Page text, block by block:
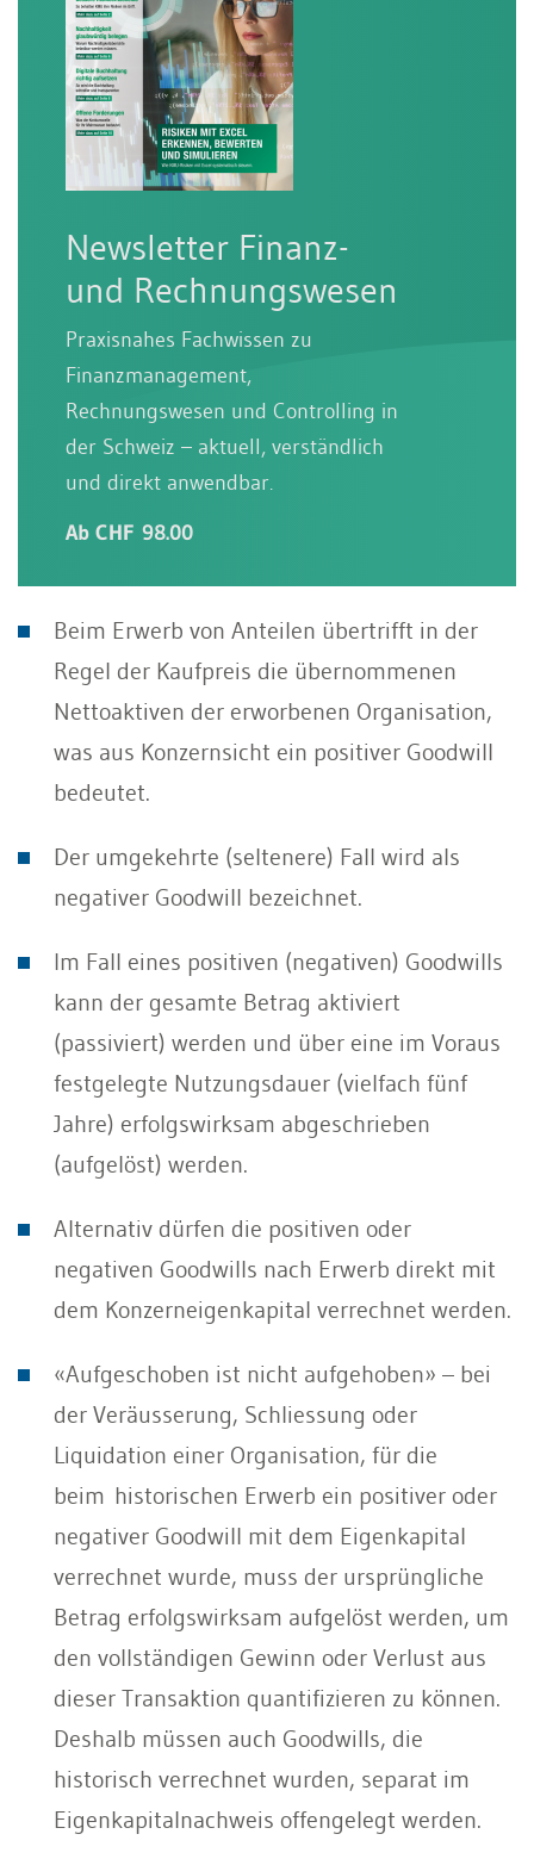
Newsletter Finanz-
und Rechnungswesen
Praxisnahes Fachwissen zu
Finanzmanagement,
Rechnungswesen und Controlling in
der Schweiz – aktuell, verständlich
und direkt anwendbar.
Ab CHF 98.00
Beim Erwerb von Anteilen übertrifft in der
Regel der Kaufpreis die übernommenen
Nettoaktiven der erworbenen Organisation,
was aus Konzernsicht ein positiver Goodwill
bedeutet.
Der umgekehrte (seltenere) Fall wird als
negativer Goodwill bezeichnet.
Im Fall eines positiven (negativen) Goodwills
kann der gesamte Betrag aktiviert
(passiviert) werden und über eine im Voraus
festgelegte Nutzungsdauer (vielfach fünf
Jahre) erfolgswirksam abgeschrieben
(aufgelöst) werden.
Alternativ dürfen die positiven oder
negativen Goodwills nach Erwerb direkt mit
dem Konzerneigenkapital verrechnet werden.
«Aufgeschoben ist nicht aufgehoben» – bei
der Veräusserung, Schliessung oder
Liquidation einer Organisation, für die
beim historischen Erwerb ein positiver oder
negativer Goodwill mit dem Eigenkapital
verrechnet wurde, muss der ursprüngliche
Betrag erfolgswirksam aufgelöst werden, um
den vollständigen Gewinn oder Verlust aus
dieser Transaktion quantifizieren zu können.
Deshalb müssen auch Goodwills, die
historisch verrechnet wurden, separat im
Eigenkapitalnachweis offengelegt werden.